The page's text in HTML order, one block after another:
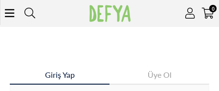
0
Giriş Yap Üye Ol